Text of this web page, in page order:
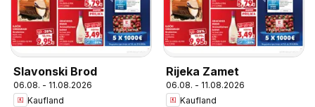
Slavonski Brod
06.08. - 11.08.2026
Kaufland
Rijeka Zamet
06.08. - 11.08.2026
Kaufland